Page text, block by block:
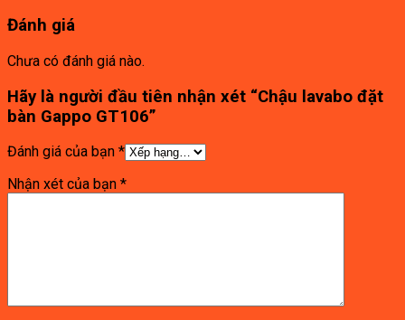
Đánh giá
Chưa có đánh giá nào.
Hãy là người đầu tiên nhận xét “Chậu lavabo đặt
bàn Gappo GT106”
Đánh giá của bạn *
Nhận xét của bạn *